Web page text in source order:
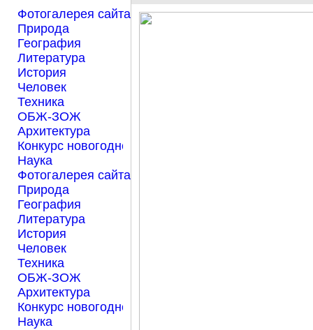
Фотогалерея сайта Началка.com
Природа
География
Литература
История
Человек
Техника
ОБЖ-ЗОЖ
Архитектура
Конкурс новогодней открытки "Нарисуем Новый
Наука
Фотогалерея сайта Началка.com
Природа
География
Литература
История
Человек
Техника
ОБЖ-ЗОЖ
Архитектура
Конкурс новогодней открытки "Нарисуем Новый
Наука